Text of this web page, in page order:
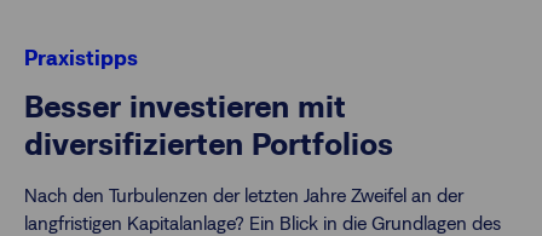
Praxistipps
Besser investieren mit
diversifizierten Portfolios
Nach den Turbulenzen der letzten Jahre Zweifel an der
langfristigen Kapitalanlage? Ein Blick in die Grundlagen des